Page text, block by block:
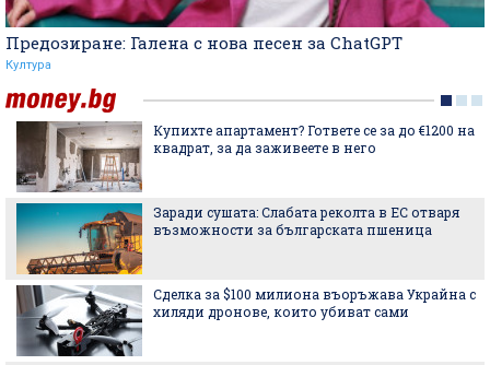
Предозиране: Галена с нова песен за ChatGPT
Култура
Купихте апартамент? Гответе се за до €1200 на
квадрат, за да заживеете в него
Заради сушата: Слабата реколта в ЕС отваря
възможности за българската пшеница
Сделка за $100 милиона въоръжава Украйна с
хиляди дронове, които убиват сами